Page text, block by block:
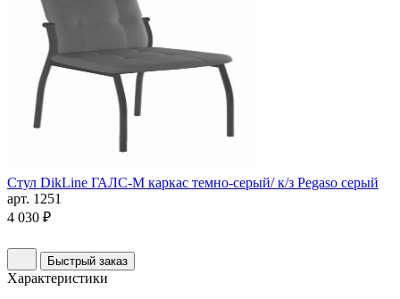
Стул DikLine ГАЛС-М каркас темно-серый/ к/з Pegaso серый
арт. 1251
4 030 ₽
Быстрый заказ
Характеристики